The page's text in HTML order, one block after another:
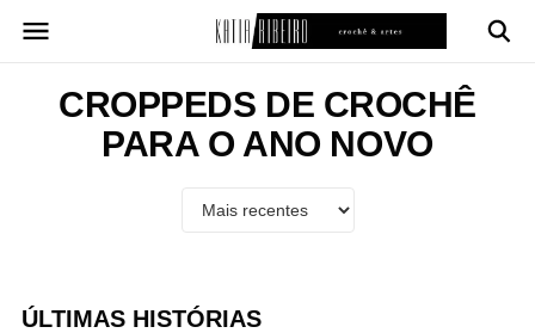
para
conteúdoCROPPEDS DE CROCHÊ
PARA O ANO NOVO
ÚLTIMAS HISTÓRIAS